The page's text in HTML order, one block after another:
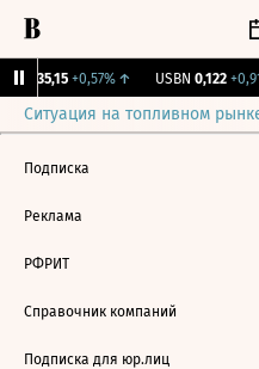
35,15 +0,57%↑ USBN 0,122
Ситуация на топливном
Подписка
Реклама
РФРИТ
Справочник компаний
Подписка для юр.лиц